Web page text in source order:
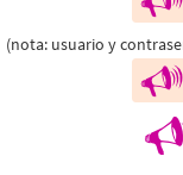
(nota: usuario y